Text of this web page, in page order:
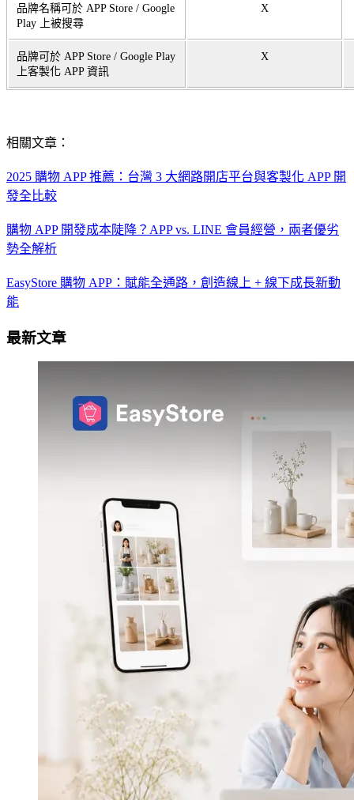
品牌名稱可於 APP Store / Google
Play 上被搜尋
X
品牌可於 APP Store / Google Play
上客製化 APP 資訊
X
相關文章：
2025 購物 APP 推薦：台灣 3 大網路開店平台與客製化 APP 開
發全比較
購物 APP 開發成本陡降？APP vs. LINE 會員經營，兩者優劣
勢全解析
EasyStore 購物 APP：賦能全通路，創造線上 + 線下成長新動
能
最新文章